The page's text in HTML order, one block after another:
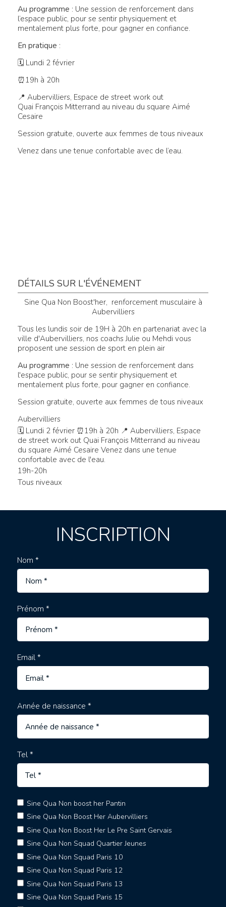
Au programme : Une session de renforcement dans
l’espace public, pour se sentir physiquement et
mentalement plus forte, pour gagner en confiance.
En pratique :
🗓 Lundi 2 février
⏰19h à 20h
📍 Aubervilliers, Espace de street work out
Quai François Mitterrand au niveau du square Aimé
Cesaire
Session gratuite, ouverte aux femmes de tous niveaux
Venez dans une tenue confortable avec de l’eau.
DÉTAILS SUR L'ÉVÉNEMENT
Sine Qua Non Boost'her, renforcement musculaire à
Aubervilliers
Tous les lundis soir de 19H à 20h en partenariat avec la
ville d'Aubervilliers, nos coachs Julie ou Mehdi vous
proposent une session de sport en plein air
Au programme : Une session de renforcement dans
l'espace public, pour se sentir physiquement et
mentalement plus forte, pour gagner en confiance.
Session gratuite, ouverte aux femmes de tous niveaux
Aubervilliers
🗓 Lundi 2 février ⏰19h à 20h 📍 Aubervilliers, Espace
de street work out Quai François Mitterrand au niveau
du square Aimé Cesaire Venez dans une tenue
confortable avec de l'eau.
19h-20h
Tous niveaux
INSCRIPTION
Nom *
Prénom *
Email *
Année de naissance *
Tel *
Sine Qua Non boost her Pantin
Sine Qua Non Boost Her Aubervilliers
Sine Qua Non Boost Her Le Pre Saint Gervais
Sine Qua Non Squad Quartier Jeunes
Sine Qua Non Squad Paris 10
Sine Qua Non Squad Paris 12
Sine Qua Non Squad Paris 13
Sine Qua Non Squad Paris 15